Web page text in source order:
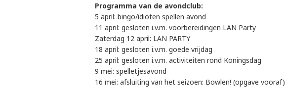
Programma van de avondclub:
5 april: bingo/idioten spellen avond
11 april: gesloten i.v.m. voorbereidingen LAN Party
Zaterdag 12 april: LAN PARTY
18 april: gesloten i.v.m. goede vrijdag
25 april: gesloten i.v.m. activiteiten rond Koningsdag
9 mei: spelletjesavond
16 mei: afsluiting van het seizoen: Bowlen! (opgave vooraf)